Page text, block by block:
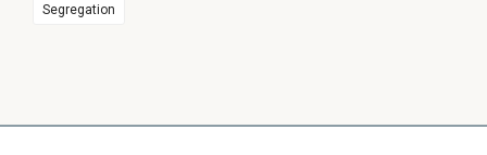
Segregation